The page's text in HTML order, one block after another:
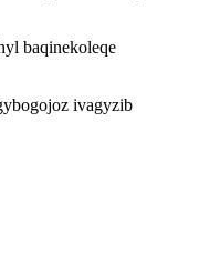
baqinekoleqe
ivagyzib